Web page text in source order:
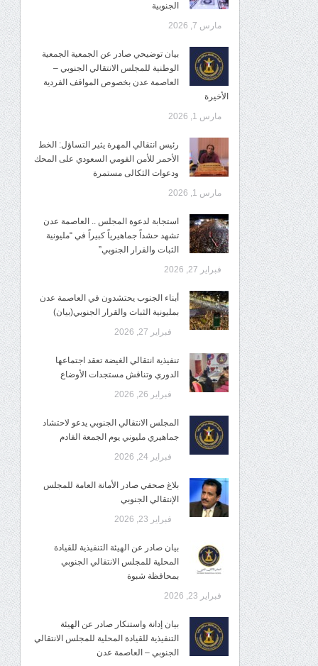
الجنوبية
مارس 7, 2026
بيان توضيحي صادر عن الجمعية الجمعية
الوطنية للمجلس الانتقالي الجنوبي –
العاصمة عدن بخصوص المواقف الفردية
الأخيرة
مارس 1, 2026
رئيس انتقالي المهرة يثير التساؤل: الخط
الأحمر للأمن القومي السعودي على المحك
ودعوات الثكالى مستمرة
مارس 1, 2026
استجابة لدعوة المجلس .. العاصمة عدن
تشهد حشداً جماهيرياً كبيراً في “مليونية
الثبات والقرار الجنوبي”
فبراير 27, 2026
أبناء الجنوب يحتشدون في العاصمة عدن
بمليونية الثبات والقرار الجنوبي(بيان)
فبراير 27, 2026
تنفيذية انتقالي الغيضة تعقد اجتماعها
الدوري وتناقش مستجدات الأوضاع
فبراير 26, 2026
المجلس الانتقالي الجنوبي يدعو لاحتشاد
جماهيري مليوني يوم الجمعة القادم
فبراير 24, 2026
بلاغ صحفي صادر الأمانة العامة للمجلس
الإنتقالي الجنوبي
فبراير 23, 2026
بيان صادر عن الهيئة التنفيذية للقيادة
المحلية للمجلس الانتقالي الجنوبي
بمحافظة شبوة
فبراير 23, 2026
بيان إدانة واستنكار صادر عن الهيئة
التنفيذية للقيادة المحلية للمجلس الانتقالي
الجنوبي – العاصمة عدن